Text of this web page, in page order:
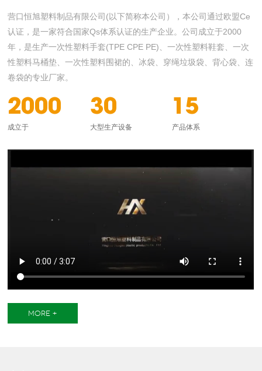
营口恒旭塑料制品有限公司(以下简称本公司），本公司通过欧盟Ce
认证，是一家符合国家Qs体系认证的生产企业。公司成立于2000
年，是生产一次性塑料手套(TPE CPE PE)、一次性塑料鞋套、一次
性塑料马桶垫、一次性塑料围裙的、冰袋、穿绳垃圾袋、背心袋、连
卷袋的专业厂家。
2000
成立于
30
大型生产设备
15
产品体系
MORE +